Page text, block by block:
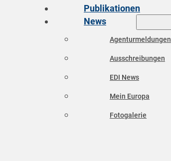
Publikationen
News
Agenturmeldungen
Ausschreibungen
EDI News
Mein Europa
Fotogalerie